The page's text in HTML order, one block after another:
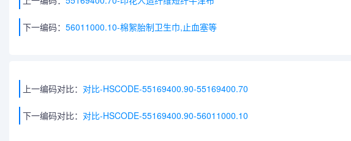
下一编码： 56011000.10-棉絮胎制卫生巾,止血塞等
上一编码对比： 对比-HSCODE-55169400.90-55169400.70
下一编码对比： 对比-HSCODE-55169400.90-56011000.10